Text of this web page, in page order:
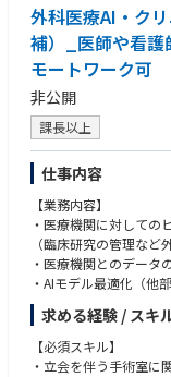
認体制が適切に運用さ
すべてのコミュニケー
拠していることを確保
に相違がある場合は、
すべてのコミュニケー
ュー・承認されること
カルルールに基づいた
レビュー・承認済みコ
認システム上で最低5
る。
添付文書の変更、安全
ュニケーションが適切
要件に基づき有効期限
ことを確保する。
社内外のステークホル
針や方向性の策定に貢献
E&C（Ethics &
社員に対して質の高い
監督部門および関連ガ
の関与
・英語による基本的な
・PMP・PMPro等のプ
【求める人物像】
・開発現場に近い目線
・技術・品質・薬事・
方
・曖昧な要件や変化の
・スタートアップ特有
・弊社のミッション（
る）に
強く共感し、事業の
外科医療AI・ク
補）_医師や看
モートワーク可
非公開
課長以上
仕事内容
【業務内容】
・医療機関に対しての
（臨床研究の管理など
・医療機関とのデータ
・AIモデル最適化（他
・社内エンジニアの対
・メンバーのマネジメ
【業務の魅力】
求める経験 / スキ
【必須スキル】
・立会を伴う手術室に